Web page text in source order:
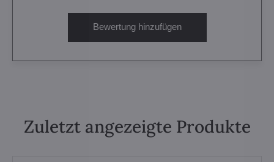
Bewertung hinzufügen
Zuletzt angezeigte Produkte